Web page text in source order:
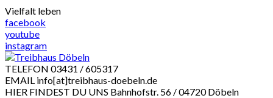
Skip
to
content
Vielfalt leben
facebook
youtube
instagram
TELEFON 03431 / 605317
EMAIL info[at]treibhaus-doebeln.de
HIER FINDEST DU UNS Bahnhofstr. 56 / 04720 Döbeln